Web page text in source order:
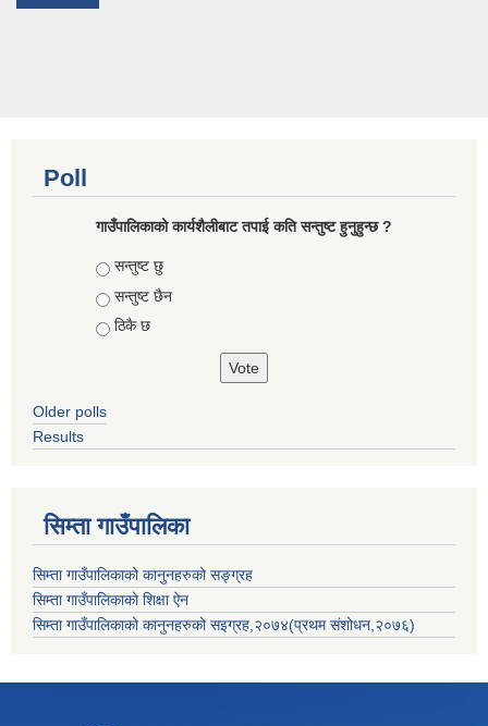
Poll
गाउँपालिकाको कार्यशैलीबाट तपाई कति सन्तुष्ट हुनुहुन्छ ?
Choices
सन्तुष्ट छु
सन्तुष्ट छैन
ठिकै छ
Older polls
Results
सिम्ता गाउँपालिका
सिम्ता गाउँपालिकाको कानुनहरुको सङ्ग्रह
सिम्ता गाउँपालिकाको शिक्षा ऐन
सिम्ता गाउँपालिकाको कानुनहरुको सइग्रह,२०७४(प्रथम संशोधन,२०७६)